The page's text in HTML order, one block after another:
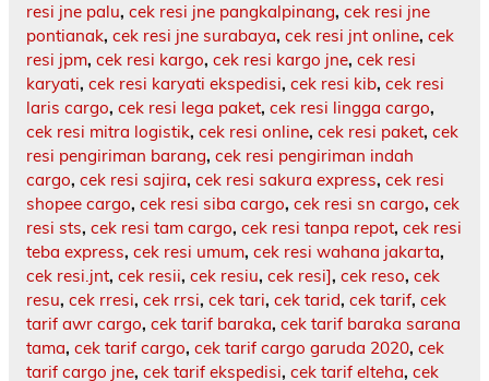
resi jne palu, cek resi jne pangkalpinang, cek resi jne
pontianak, cek resi jne surabaya, cek resi jnt online, cek
resi jpm, cek resi kargo, cek resi kargo jne, cek resi
karyati, cek resi karyati ekspedisi, cek resi kib, cek resi
laris cargo, cek resi lega paket, cek resi lingga cargo,
cek resi mitra logistik, cek resi online, cek resi paket, cek
resi pengiriman barang, cek resi pengiriman indah
cargo, cek resi sajira, cek resi sakura express, cek resi
shopee cargo, cek resi siba cargo, cek resi sn cargo, cek
resi sts, cek resi tam cargo, cek resi tanpa repot, cek resi
teba express, cek resi umum, cek resi wahana jakarta,
cek resi.jnt, cek resii, cek resiu, cek resi], cek reso, cek
resu, cek rresi, cek rrsi, cek tari, cek tarid, cek tarif, cek
tarif awr cargo, cek tarif baraka, cek tarif baraka sarana
tama, cek tarif cargo, cek tarif cargo garuda 2020, cek
tarif cargo jne, cek tarif ekspedisi, cek tarif elteha, cek